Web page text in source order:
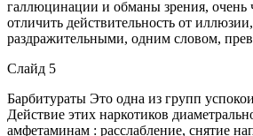
галлюцинации и обманы зрения, очень
отличить действительность от
раздражительными, одним словом,
Слайд 5
Барбитураты Это одна из групп
Действие этих наркотиков
амфетаминам : расслабление, снятие